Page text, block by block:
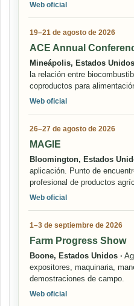
Web oficial
19–21 de agosto de 2026
ACE Annual
Mineápolis, Estados Unidos
la relación entre
coproductos para
Web oficial
26–27 de agosto de 2026
MAGIE
Bloomington, Estados
aplicación. Punto de
profesional de productos
Web oficial
1–3 de septiembre de 2026
Farm Progress Show
Boone, Estados Unidos ·
expositores, maquinaria,
demostraciones de campo.
Web oficial